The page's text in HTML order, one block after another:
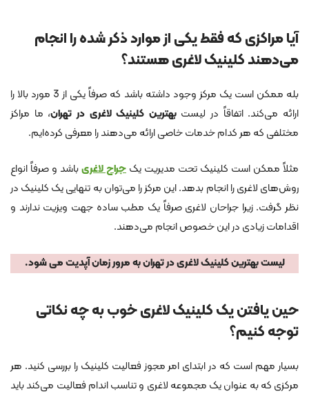
آیا مراکزی که فقط یکی از موارد ذکر شده را انجام
می‌دهند کلینیک لاغری هستند؟
بله ممکن است یک مرکز وجود داشته باشد که صرفاً یکی از 3 مورد بالا را
ارائه می‌کند. اتفاقاً در لیستبهترین کلینیک لاغری در تهران، ما مراکز
مختلفی که هر کدام خدمات خاصی ارائه می‌دهند را معرفی کرده‌ایم.
مثلاً ممکن است کلینیک تحت مدیریت یک جراح لاغریباشد و صرفاً انواع
روش‌های لاغری را انجام بدهد. این مرکز را می‌توان به تنهایی یک کلینیک در
نظر گرفت. زیرا جراحان لاغری صرفاً یک مطب ساده جهت ویزیت ندارند و
اقدامات زیادی در این خصوص انجام می‌دهند.
لیست بهترین کلینیک لاغری در تهران به مرور زمان آپدیت می شود.
حین یافتن یک کلینیک لاغری خوب به چه نکاتی
توجه کنیم؟
بسیار مهم است که در ابتدای امر مجوز فعالیت کلینیک را بررسی کنید. هر
مرکزی که به عنوان یک مجموعه لاغری و تناسب اندام فعالیت می‌کند باید